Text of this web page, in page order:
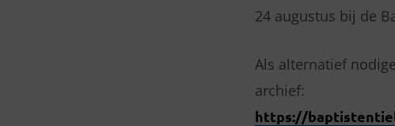
AUGUSTUS
24 augustus bij de
Als alternatief
archief:
https://